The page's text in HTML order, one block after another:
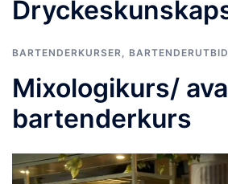
BARTENDERKURSER,
Mixologikurs/
bartenderkurs